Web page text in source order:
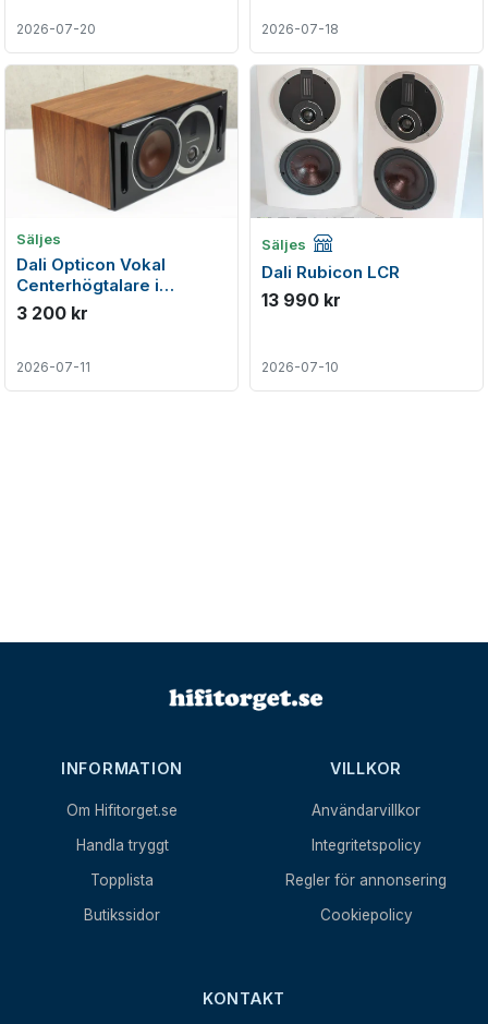
2026-07-20 2026-07-18
Säljes
Dali Opticon Vokal
Centerhögtalare i
toppenskick
3 200 kr
2026-07-11
Säljes Företagsannons
Dali Rubicon LCR
13 990 kr
2026-07-10
INFORMATION
Om Hifitorget.se
Handla tryggt
Topplista
Butikssidor
VILLKOR
Användarvillkor
Integritetspolicy
Regler för annonsering
Cookiepolicy
KONTAKT